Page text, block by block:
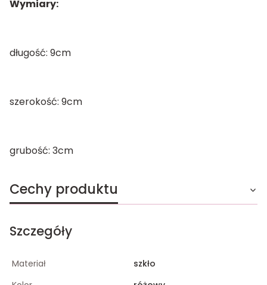
Wymiary:
długość: 9cm
szerokość: 9cm
grubość: 3cm
Cechy produktu
Szczegóły
Materiał
szkło